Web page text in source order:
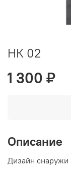
НК 02
1 300 ₽
Описание
Дизайн снаружи